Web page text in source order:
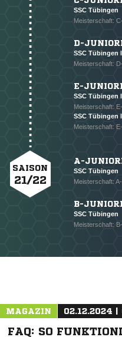
SSC Tübingen
Meisterschaft:
D-
SSC Tübingen
Meisterschaft:
E-
SSC Tübingen I
Meisterschaft:
SSC Tübingen
Meisterschaft:
SAISON
21/22
A-
SSC Tübingen
Meisterschaft:
B-
SSC Tübingen
Meisterschaft:
MAGAZIN 02.12.2024 |
FAQ: SO